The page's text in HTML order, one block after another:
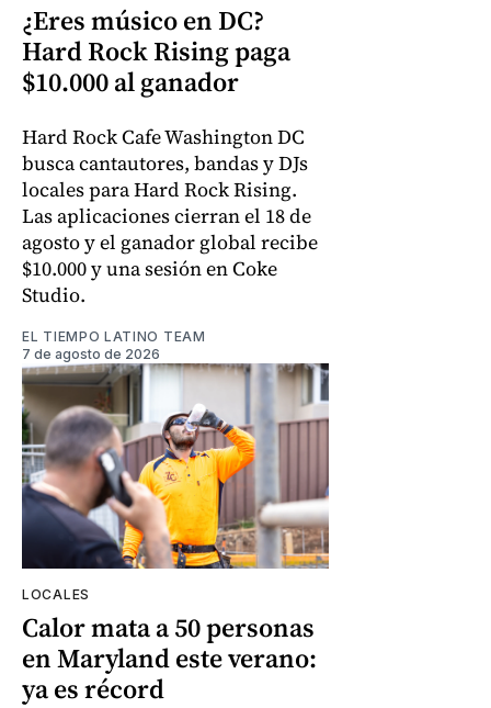
¿Eres músico en DC?
Hard Rock Rising paga
$10.000 al ganador
Hard Rock Cafe Washington DC
busca cantautores, bandas y DJs
locales para Hard Rock Rising.
Las aplicaciones cierran el 18 de
agosto y el ganador global recibe
$10.000 y una sesión en Coke
Studio.
EL TIEMPO LATINO TEAM
7 de agosto de 2026
LOCALES
Calor mata a 50 personas
en Maryland este verano:
ya es récord